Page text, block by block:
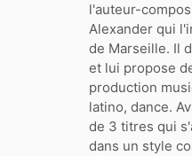
l'auteur-
Alexander qui
de Marseille. Il
et lui propose
production
latino, dance.
de 3 titres qui
dans un style